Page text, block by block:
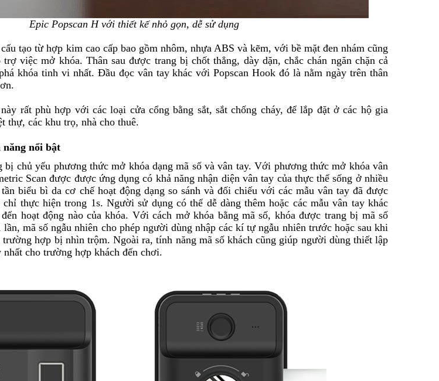
Epic Popscan H với thiết kế nhỏ gọn, dễ sử dụng
tạo từ hợp kim cao cấp bao gồm nhôm, nhựa ABS và kẽm, với bề mặt đen nhám cũng
việc mở khóa. Thân sau được trang bị chốt thẳng, dày dặn, chắc chán ngăn chặn cả
khóa tinh vi nhất. Đầu đọc vân tay khác với Popscan Hook đó là nằm ngày trên thân
rất phù hợp với các loại cửa cổng bằng sắt, sắt chống cháy, để lắp đặt ở các hộ gia
thự, các khu trọ, nhà cho thuê.
nổi bật
bị chủ yếu phương thức mở khóa dạng mã số và vân tay. Với phương thức mở khóa vân
Scan được được ứng dụng có khả năng nhận diện vân tay của thực thể sống ở nhiều
biểu bì da cơ chế hoạt động dạng so sánh và đối chiếu với các mẫu vân tay đã được
thực hiện trong 1s. Người sử dụng có thể dễ dàng thêm hoặc các mẫu vân tay khác
hoạt động nào của khóa. Với cách mở khóa bằng mã số, khóa được trang bị mã số
lần, mã số ngẫu nhiên cho phép người dùng nhập các kí tự ngẫu nhiên trước hoặc sau khi
trường hợp bị nhìn trộm. Ngoài ra, tính năng mã số khách cũng giúp người dùng thiết lập
cho trường hợp khách đến chơi.